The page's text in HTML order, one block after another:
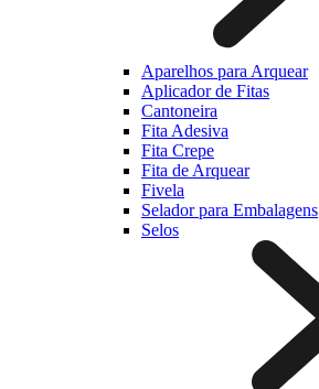
Aparelhos para Arquear
Aplicador de Fitas
Cantoneira
Fita Adesiva
Fita Crepe
Fita de Arquear
Fivela
Selador para Embalagens
Selos